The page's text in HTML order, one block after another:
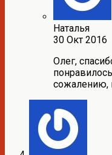
Наталья
30 Окт 2016
Олег,
сожалению,